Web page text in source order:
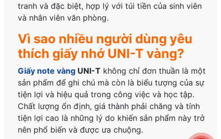
tranh và đặc biệt, hợp lý với túi tiền của sinh viên
và nhân viên văn phòng.
Vì sao nhiều người dùng yêu
thích giấy nhớ UNI-T vàng?
Giấy note vàng UNI-T không chỉ đơn thuần là một
sản phẩm để ghi chú mà còn là biểu tượng của sự
tiện lợi và hiệu quả trong công việc và học tập.
Chất lượng ổn định, giá thành phải chăng và tính
tiện lợi cao là những lý do khiến sản phẩm này trở
nên phổ biến và được ưa chuộng.